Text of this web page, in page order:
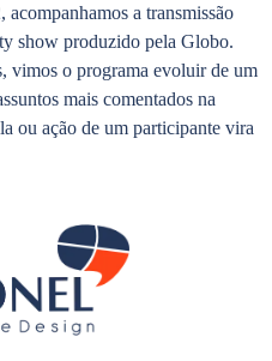
a transmissão
show produzido pela Globo.
vimos o programa evoluir de um
mais comentados na
ou ação de um participante vira